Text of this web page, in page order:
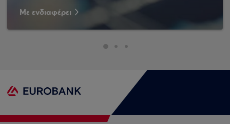
Με ενδιαφέρει